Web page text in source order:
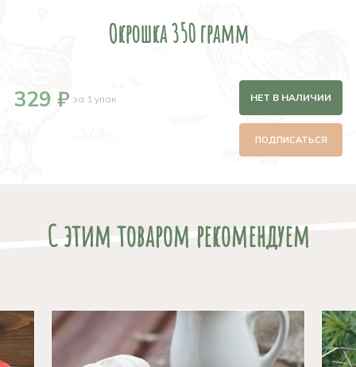
Окрошка 350 грамм
329 ₽ за 1 упак. НЕТ В НАЛИЧИИ
ПОДПИСАТЬСЯ
С этим товаром рекомендуем